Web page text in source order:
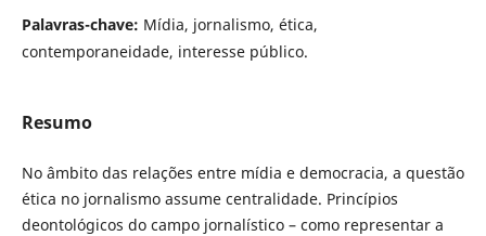
Palavras-chave: Mídia, jornalismo, ética,
contemporaneidade, interesse público.
Resumo
No âmbito das relações entre mídia e democracia, a questão
ética no jornalismo assume centralidade. Princípios
deontológicos do campo jornalístico – como representar a